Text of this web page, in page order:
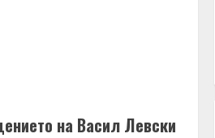
на Васил Левски